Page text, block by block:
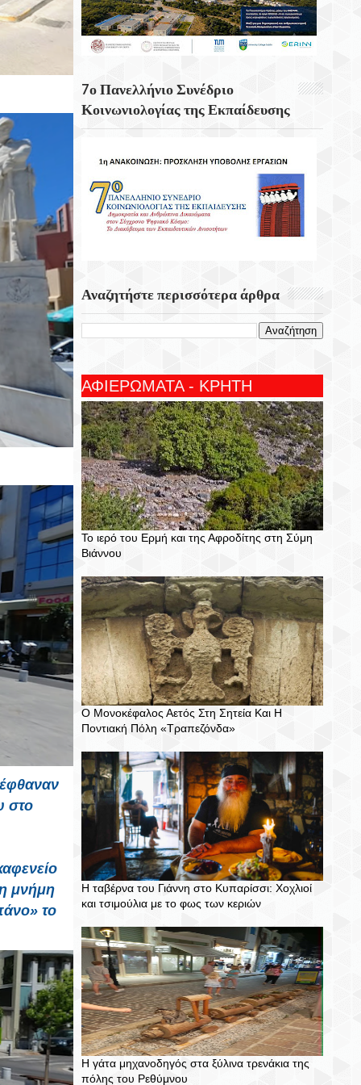
στο
μνήμη
το
Γ. Πλακιωτάκης: Συνεχίζεται Η
Αναβάθμιση Των Σχολικών Μονάδων Στο
Η Οσάκα Από Τις Σημαντικότερες Πόλεις
Της Ιαπωνίας
Φεστιβάλ Κρήτης Της Περιφέρειας Κρήτης
Την Κυριακή 23 Αυγούστου
7ο Πανελλήνιο Συνέδριο
Κοινωνιολογίας της Εκπαίδευσης
Αναζητήστε περισσότερα άρθρα
ΑΦΙΕΡΩΜΑΤΑ - ΚΡΗΤΗ
Το ιερό του Ερμή και της Αφροδίτης στη Σύμη
Βιάννου
Ο Μονοκέφαλος Αετός Στη Σητεία Και Η
Ποντιακή Πόλη «Τραπεζόνδα»
Η ταβέρνα του Γιάννη στο Κυπαρίσσι: Χοχλιοί
και τσιμούλια με το φως των κεριών
Η γάτα μηχανοδηγός στα ξύλινα τρενάκια της
πόλης του Ρεθύμνου